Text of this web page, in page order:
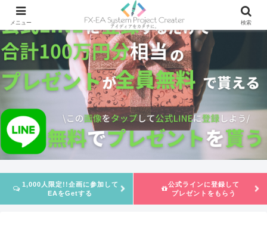
1,000人限定!!企画に参加して
EAをGetする
公式ラインに登録して
プレゼントをもらう
メニュー 検索